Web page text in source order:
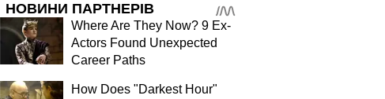
НОВИНИ ПАРТНЕРІВ
Where Are They Now? 9 Ex-
Actors Found Unexpected
Career Paths
How Does "Darkest Hour"